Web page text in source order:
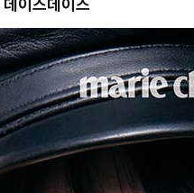
데이즈데이즈